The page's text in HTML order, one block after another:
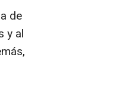
de
y al